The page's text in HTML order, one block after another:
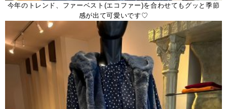
今年のトレンド、ファーベスト(エコファー)を合わせてもグッと季節
感が出て可愛いです♡